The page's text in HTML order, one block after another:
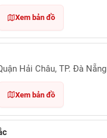
Xem bản đồ
Hải Châu, TP. Đà Nẵng
Xem bản đồ